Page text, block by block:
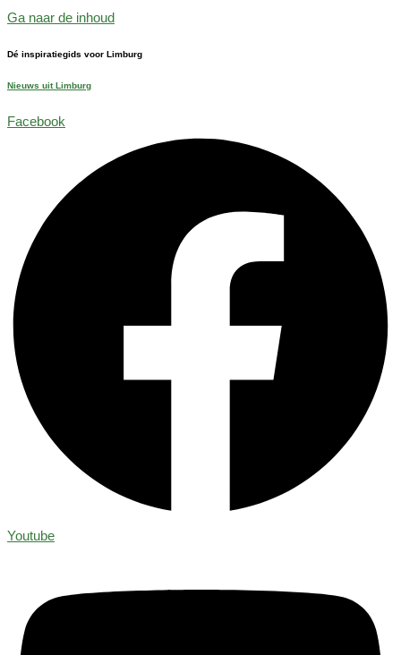
Ga naar de inhoud
Dé inspiratiegids voor Limburg
Nieuws uit Limburg
Facebook
Youtube